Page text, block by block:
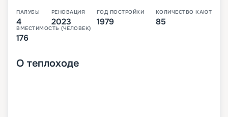
ПАЛУБЫ
4
РЕНОВАЦИЯ
2023
ГОД ПОСТРОЙКИ
1979
КОЛИЧЕСТВО КАЮТ
85
ВМЕСТИМОСТЬ (ЧЕЛОВЕК)
176
О теплоходе